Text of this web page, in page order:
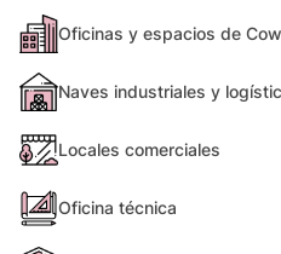
Oficinas y espacios de
Naves industriales y
Locales comerciales
Oficina técnica